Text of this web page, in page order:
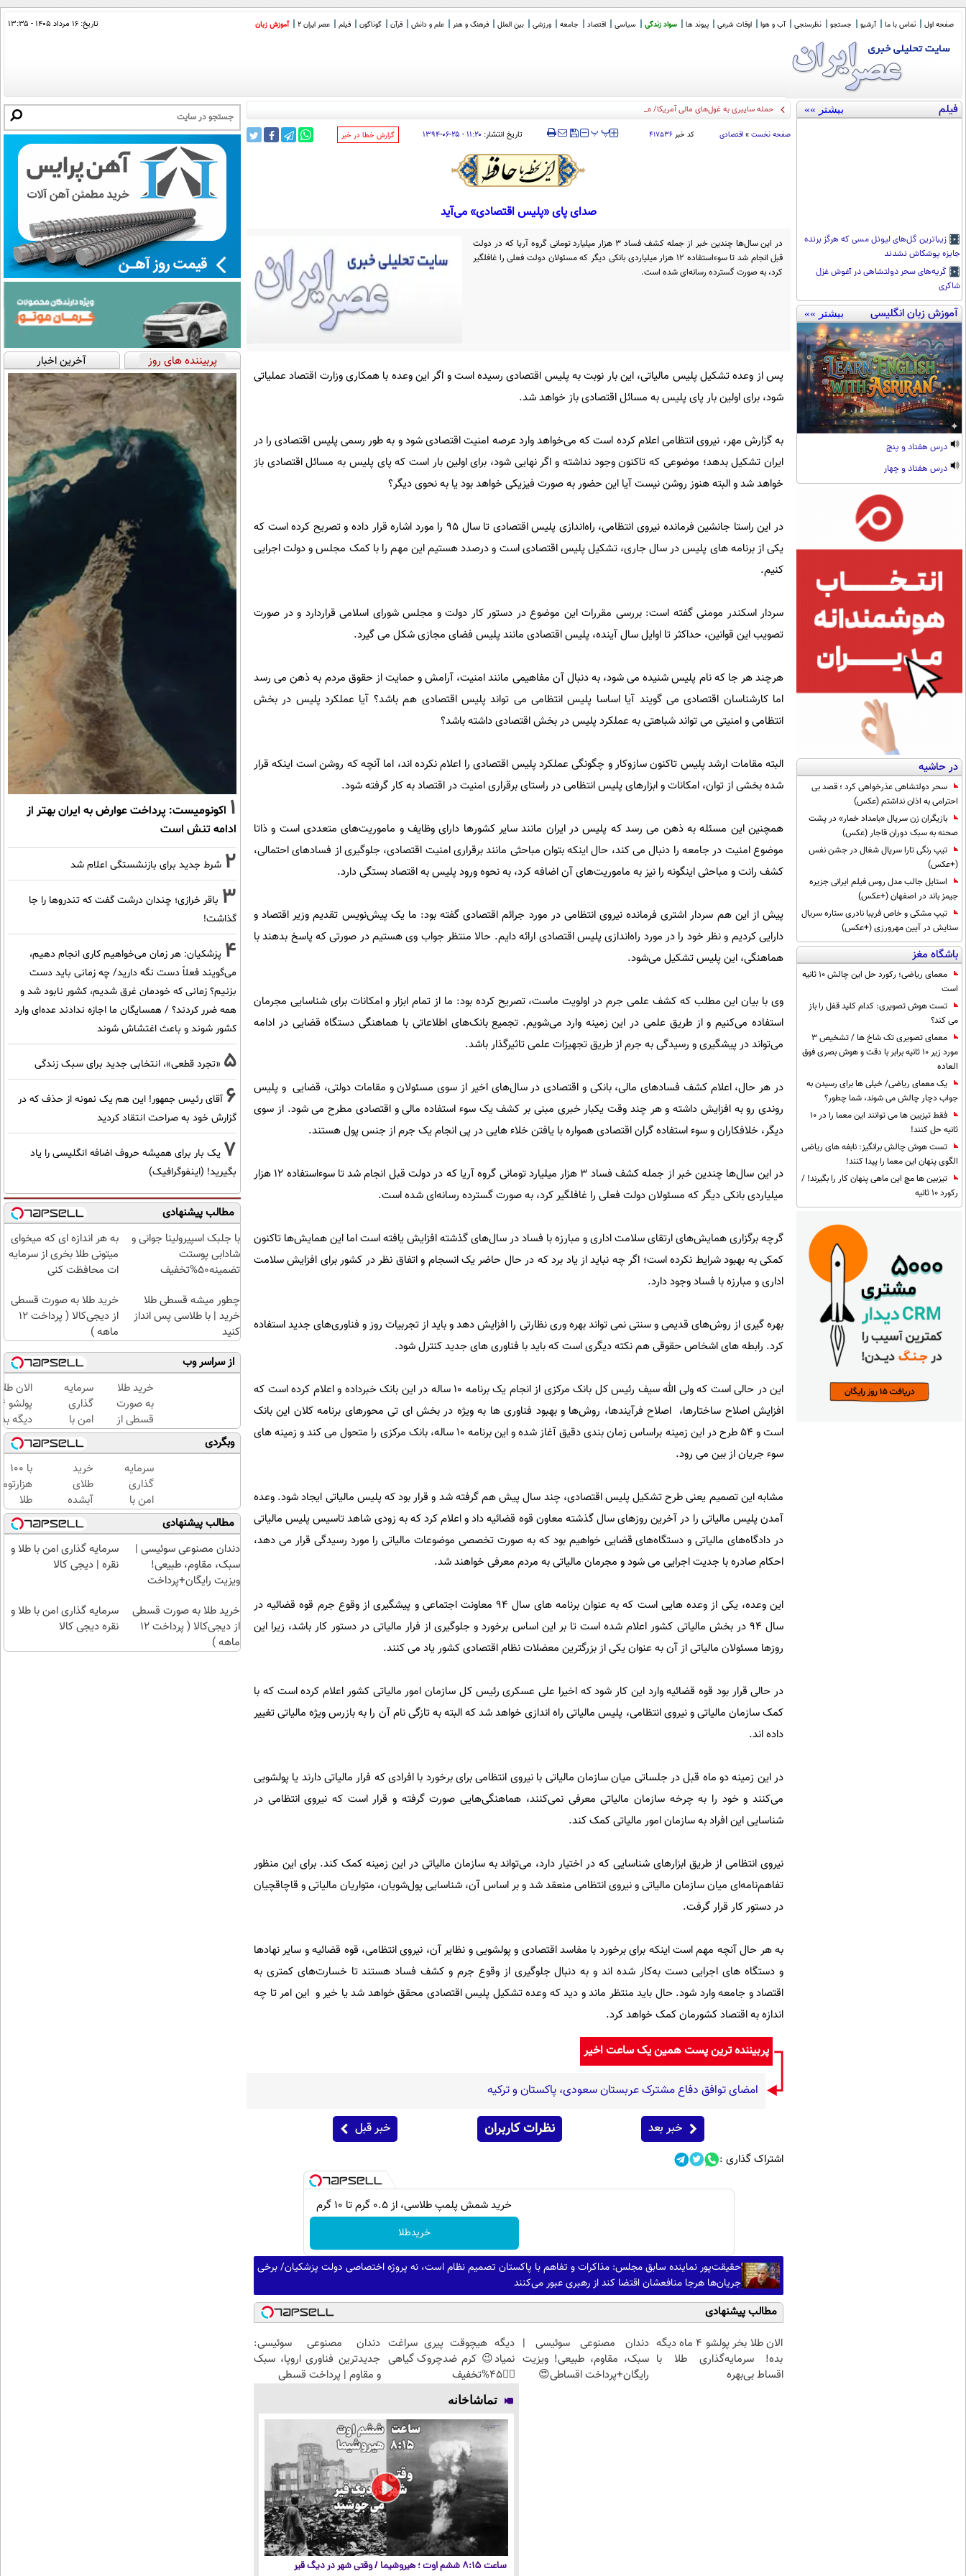
صفحه اول تماس با ما آرشیو جستجو نظرسنجی آب و هوا اوقات شرعی پیوند ها سواد زندگی سیاسی اقتصاد جامعه ورزشی بین الملل فرهنگ و هنر علم و دانش قرآن گوناگون فیلم عصر ایران 2 آموزش زبان تاریخ: ۱۶ مرداد ۱۴۰۵ - ۱۳:۳۵
فیلم بیشتر »»
زیباترین گل‌های لیونل مسی که هرگز برنده
جایزه پوشکاش نشدند
گریه‌های سحر دولتشاهی در آغوش غزل
شاکری
آموزش زبان انگلیسی بیشتر »»
درس هفتاد و پنج
درس هفتاد و چهار
در حاشیه
سحر دولتشاهی عذرخواهی کرد ؛ قصد بی
احترامی به اذان نداشتم (عکس)
بازیگران زن سریال «بامداد خمار» در پشت
صحنه به سبک دوران قاجار (عکس)
تیپ رنگی تارا سریال شغال در جشن نفس
(+عکس)
استایل جالب مدل روس فیلم ایرانی جزیره
جیمز باند در اصفهان (+عکس)
تیپ مشکی و خاص فریبا نادری ستاره سریال
ستایش در آیین مهرورزی (+عکس)
باشگاه مغز
معمای ریاضی؛ رکورد حل این چالش 10 ثانیه
است
تست هوش تصویری: کدام کلید قفل را باز
می کند؟
معمای تصویری تک شاخ ها / تشخیص 3
مورد زیر 10 ثانیه برابر با دقت و هوش بصری فوق
العاده
یک معمای ریاضی/ خیلی ها برای رسیدن به
جواب دچار چالش می شوند، شما چطور؟
فقط تیزبین ها می توانند این معما را در 10
ثانیه حل کنند!
تست هوش چالش برانگیز: نابغه های ریاضی
الگوی پنهان این معما را پیدا کنند!
تیزبین ها مچ این ماهی پنهان کار را بگیرند! /
رکورد 10 ثانیه
حمله سایبری به غول‌های مالی آمریکا/ هکرها سراغ بلک‌استون و
صفحه نخست » اقتصادی کد خبر ۴۱۷۵۳۶ ‍‍‍ پپ تاریخ انتشار: ۱۱:۲۰ - ۲۵-۰۶-۱۳۹۴ ‌گزارش خطا در خبر
صدای پای «پلیس اقتصادی» می‌آید
در این سال‌ها چندین خبر از جمله کشف فساد ۳ هزار میلیارد تومانی گروه آریا که در دولت
قبل انجام شد تا سوءاستفاده ۱۲ هزار میلیاردی بانکی دیگر که مسئولان دولت فعلی را غافلگیر
کرد، به صورت گسترده رسانه‌ای شده است.
پس از وعده تشکیل پلیس مالیاتی، این بار نوبت به پلیس اقتصادی رسیده است و اگر این وعده با همکاری وزارت اقتصاد عملیاتی
شود، برای اولین بار پای پلیس به مسائل اقتصادی باز خواهد شد.
به گزارش مهر، نیروی انتظامی اعلام کرده است که می‌خواهد وارد عرصه امنیت اقتصادی شود و به طور رسمی پلیس اقتصادی را در
ایران تشکیل بدهد؛ موضوعی که تاکنون وجود نداشته و اگر نهایی شود، برای اولین بار است که پای پلیس به مسائل اقتصادی باز
خواهد شد و البته هنوز روشن نیست آیا این حضور به صورت فیزیکی خواهد بود یا به نحوی دیگر؟
در این راستا جانشین فرمانده نیروی انتظامی، راه‌اندازی پلیس اقتصادی تا سال ۹۵ را مورد اشاره قرار داده و تصریح کرده است که
یکی از برنامه های پلیس در سال جاری، تشکیل پلیس اقتصادی است و درصدد هستیم این مهم را با کمک مجلس و دولت اجرایی
کنیم.
سردار اسکندر مومنی گفته است: بررسی مقررات این موضوع در دستور کار دولت و مجلس شورای اسلامی قراردارد و در صورت
تصویب این قوانین، حداکثر تا اوایل سال آینده، پلیس اقتصادی مانند پلیس فضای مجازی شکل می گیرد.
هرچند هر جا که نام پلیس شنیده می شود، به دنبال آن مفاهیمی مانند امنیت، آرامش و حمایت از حقوق مردم به ذهن می رسد
اما کارشناسان اقتصادی می گویند آیا اساسا پلیس انتظامی می تواند پلیس اقتصادی هم باشد؟ آیا عملکرد پلیس در بخش
انتظامی و امنیتی می تواند شباهتی به عملکرد پلیس در بخش اقتصادی داشته باشد؟
البته مقامات ارشد پلیس تاکنون سازوکار و چگونگی عملکرد پلیس اقتصادی را اعلام نکرده اند، اما آنچه که روشن است اینکه قرار
شده بخشی از توان، امکانات و ابزارهای پلیس انتظامی در راستای برقراری امنیت در اقتصاد به کار گرفته شود.
همچنین این مسئله به ذهن می رسد که پلیس در ایران مانند سایر کشورها دارای وظایف و ماموریت‌های متعددی است و ذاتا
موضوع امنیت در جامعه را دنبال می کند، حال اینکه بتوان مباحثی مانند برقراری امنیت اقتصادی، جلوگیری از فسادهای احتمالی،
کشف رانت و مباحثی اینگونه را نیز به ماموریت‌های آن اضافه کرد، به نحوه ورود پلیس به اقتصاد بستگی دارد.
پیش از این هم سردار اشتری فرمانده نیروی انتظامی در مورد جرائم اقتصادی گفته بود: ما یک پیش‌نویس تقدیم وزیر اقتصاد و
دارایی کردیم و نظر خود را در مورد راه‌اندازی پلیس اقتصادی ارائه دایم. حالا منتظر جواب وی هستیم در صورتی که پاسخ بدهند با
هماهنگی، این پلیس تشکیل می‌شود.
وی با بیان این مطلب که کشف علمی جرم در اولویت ماست، تصریح کرده بود: ما از تمام ابزار و امکانات برای شناسایی مجرمان
استفاده می‌کنیم و از طریق علمی در این زمینه وارد می‌شویم. تجمیع بانک‌های اطلاعاتی با هماهنگی دستگاه قضایی در ادامه
می‌تواند در پیشگیری و رسیدگی به جرم از طریق تجهیزات علمی تاثیرگذار باشد.
در هر حال، اعلام کشف فسادهای مالی، بانکی و اقتصادی در سال‌های اخیر از سوی مسئولان و مقامات دولتی، قضایی و پلیس
روندی رو به افزایش داشته و هر چند وقت یکبار خبری مبنی بر کشف یک سوء استفاده مالی و اقتصادی مطرح می شود. از سوی
دیگر، خلافکاران و سوء استفاده گران اقتصادی همواره با یافتن خلاء هایی در پی انجام یک جرم از جنس پول هستند.
در این سال‌ها چندین خبر از جمله کشف فساد ۳ هزار میلیارد تومانی گروه آریا که در دولت قبل انجام شد تا سوءاستفاده ۱۲ هزار
میلیاردی بانکی دیگر که مسئولان دولت فعلی را غافلگیر کرد، به صورت گسترده رسانه‌ای شده است.
گرچه برگزاری همایش‌های ارتقای سلامت اداری و مبارزه با فساد در سال‌های گذشته افزایش یافته است اما این همایش‌ها تاکنون
کمکی به بهبود شرایط نکرده است؛ اگر چه نباید از یاد برد که در حال حاضر یک انسجام و اتفاق نظر در کشور برای افزایش سلامت
اداری و مبارزه با فساد وجود دارد.
بهره گیری از روش‌های قدیمی و سنتی نمی تواند بهره وری نظارتی را افزایش دهد و باید از تجربیات روز و فناوری‌های جدید استفاده
کرد. رابطه های اشخاص حقوقی هم نکته دیگری است که باید با فناوری های جدید کنترل شود.
این در حالی است که ولی الله سیف رئیس کل بانک مرکزی از انجام یک برنامه ۱۰ ساله در این بانک خبرداده و اعلام کرده است که
افزایش اصلاح ساختارها، ‌ اصلاح فرآیندها، روش‌ها و بهبود فناوری ها به ویژه در بخش ای تی محورهای برنامه کلان این بانک
است و ۵۴ طرح در این زمینه براساس زمان بندی دقیق آغاز شده و این برنامه ۱۰ ساله، بانک مرکزی را متحول می کند و زمینه های
سوء جریان از بین می رود.
مشابه این تصمیم یعنی طرح تشکیل پلیس اقتصادی، چند سال پیش هم گرفته شد و قرار بود که پلیس مالیاتی ایجاد شود. وعده
آمدن پلیس مالیاتی را در آخرین روزهای سال گذشته معاون قوه قضائیه داد و اعلام کرد که به زودی شاهد تاسیس پلیس مالیاتی
در دادگاه‌های مالیاتی و دستگاه‌های قضایی خواهیم بود که به صورت تخصصی موضوعات مالیاتی را مورد رسیدگی قرار می دهد،
احکام صادره با جدیت اجرایی می شود و مجرمان مالیاتی به مردم معرفی خواهند شد.
این وعده، یکی از وعده هایی است که به عنوان برنامه های سال ۹۴ معاونت اجتماعی و پیشگیری از وقوع جرم قوه قضائیه در
سال ۹۴ در بخش مالیاتی کشور اعلام شده است تا بر این اساس برخورد و جلوگیری از فرار مالیاتی در دستور کار باشد، زیرا این
روزها مسئولان مالیاتی از آن به عنوان یکی از بزرگترین معضلات نظام اقتصادی کشور یاد می کنند.
در حالی قرار بود قوه قضائیه وارد این کار شود که اخیرا علی عسکری رئیس کل سازمان امور مالیاتی کشور اعلام کرده است که با
کمک سازمان مالیاتی و نیروی انتظامی، پلیس مالیاتی راه اندازی خواهد شد که البته به تازگی نام آن را به بازرس ویژه مالیاتی تغییر
داده اند.
در این زمینه دو ماه قبل در جلساتی میان سازمان مالیاتی با نیروی انتظامی برای برخورد با افرادی که فرار مالیاتی دارند یا پولشویی
می‌کنند و خود را به چرخه سازمان مالیاتی معرفی نمی‌کنند، هماهنگی‌هایی صورت گرفته و قرار است که نیروی انتظامی در
شناسایی این افراد به سازمان امور مالیاتی کمک کند.
نیروی انتظامی از طریق ابزارهای شناسایی که در اختیار دارد، می‌تواند به سازمان مالیاتی در این زمینه کمک کند. برای این منظور
تفاهم‌نامه‌ای میان سازمان مالیاتی و نیروی انتظامی منعقد شد و بر اساس آن، شناسایی پول‌شویان، متواریان مالیاتی و قاچاقچیان
در دستور کار قرار گرفت.
به هر حال آنچه مهم است اینکه برای برخورد با مفاسد اقتصادی و پولشویی و نظایر آن، نیروی انتظامی، قوه قضائیه و سایر نهادها
و دستگاه های اجرایی دست به‌کار شده اند و به دنبال جلوگیری از وقوع جرم و کشف فساد هستند تا خسارت‌های کمتری به
اقتصاد و جامعه وارد شود. حال باید منتظر ماند و دید که وعده تشکیل پلیس اقتصادی محقق خواهد شد یا خیر و این امر تا چه
اندازه به اقتصاد کشورمان کمک خواهد کرد.
پربیننده ترین پست همین یک ساعت اخیر
امضای توافق دفاع مشترک عربستان سعودی، پاکستان و ترکیه
خبر بعد نظرات کاربران خبر قبل
اشتراک گذاری :
خرید شمش پلمپ طلاسی، از ۰.۵ گرم تا ۱۰ گرم
خریدطلا
حقیقت‌پور نماینده سابق مجلس: مذاکرات و تفاهم با پاکستان تصمیم نظام است، نه پروژه اختصاصی دولت پزشکیان/ برخی
جریان‌ها هرجا منافعشان اقتضا کند از رهبری عبور می‌کنند
مطالب پیشنهادی
الان طلا بخر پولشو 4 ماه دیگه
بده! سرمایه‌گذاری طلا با
اقساط بی‌بهره
دندان مصنوعی سوئیسی |
سبک، مقاوم، طبیعی! ویزیت
رایگان+پرداخت اقساطی😍
دیگه هیچوقت پیری سراغت
نمیاد😉 کرم ضدچروک گیاهی
👈🏻45%تخفیف
دندان مصنوعی سوئیسی:
جدیدترین فناوری اروپا، سبک
و مقاوم | پرداخت قسطی
تماشاخانه
ساعت ۸:۱۵ ششم اوت ؛ هیروشیما / وقتی شهر در دیگ قیر
پربیننده های روز آخرین اخبار
1 اکونومیست: پرداخت عوارض به ایران بهتر از
ادامه تنش است
2 شرط جدید برای بازنشستگی اعلام شد
3 باقر خرازی؛ چندان درشت گفت که تندروها را جا
گذاشت!
4 پزشکیان: هر زمان می‌خواهیم کاری انجام دهیم،
می‌گویند فعلاً دست نگه دارید/ چه زمانی باید دست
بزنیم؟ زمانی که خودمان غرق شدیم، کشور نابود شد و
همه ضرر کردند؟ / همسایگان ما اجازه ندادند عده‌ای وارد
کشور شوند و باعث اغتشاش شوند
5 «تجرد قطعی»، انتخابی جدید برای سبک زندگی
6 آقای رئیس جمهور! این هم یک نمونه از حذف که در
گزارش خود به صراحت انتقاد کردید
7 یک بار برای همیشه حروف اضافه انگلیسی را یاد
بگیرید! (اینفوگرافیک)
مطالب پیشنهادی
با جلبک اسپیرولینا جوانی و
شادابی پوستت
تضمینه50%تخفیف
به هر اندازه ای که میخوای
میتونی طلا بخری از سرمایه
ات محافظت کنی
چطور میشه قسطی طلا
خرید | با طلاسی پس انداز
کنید
خرید طلا به صورت قسطی
از دیجی‌کالا ( پرداخت 12
ماهه )
از سراسر وب
خرید طلا
به صورت
قسطی از
دیجی‌کالا
(
پرداخت
12 ماهه
)
سرمایه
گذاری
امن با
طلا و
نقره |
دیجی
کالا
الان
دیگه
طلا با
بی‌بهره
وبگردی
سرمایه
گذاری
امن با
طلا و
نقره |
دیجی
کالا
خرید
طلای
آبشده
حتی با
۱۰۰هزارتومان
با ۱۰۰
طلا
بخرید،
اون هم
قسطی
مطالب پیشنهادی
دندان مصنوعی سوئیسی |
سبک، مقاوم، طبیعی!
ویزیت رایگان+پرداخت
سرمایه گذاری امن با طلا و
نقره | دیجی کالا
خرید طلا به صورت قسطی
از دیجی‌کالا ( پرداخت 12
ماهه )
سرمایه گذاری امن با طلا و
نقره دیجی کالا